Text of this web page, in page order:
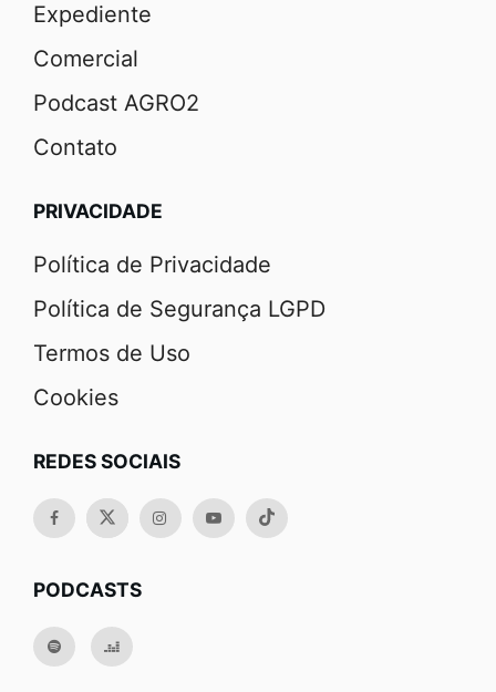
Expediente
Comercial
Podcast AGRO2
Contato
PRIVACIDADE
Política de Privacidade
Política de Segurança LGPD
Termos de Uso
Cookies
REDES SOCIAIS
PODCASTS